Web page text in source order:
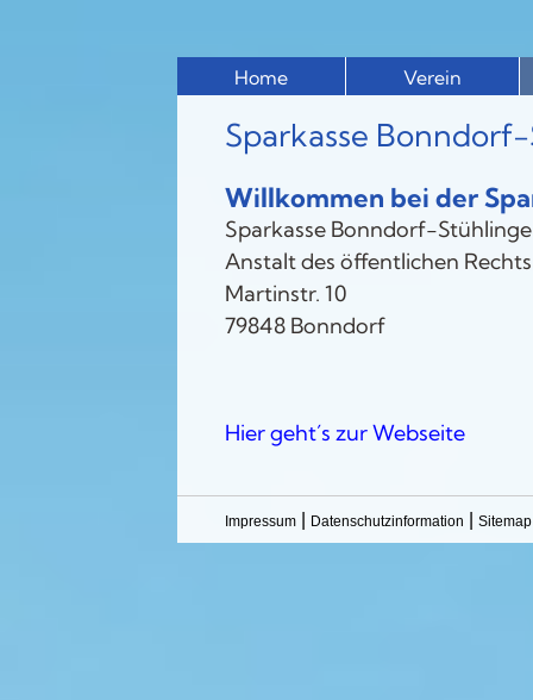
Home Verein
Sparkasse
Willkommen bei der
Sparkasse Bonndorf-
Anstalt des öffentlichen Rechts
Martinstr. 10
79848 Bonndorf
Hier geht´s zur Webseite
Impressum Datenschutzinformation Sitemap